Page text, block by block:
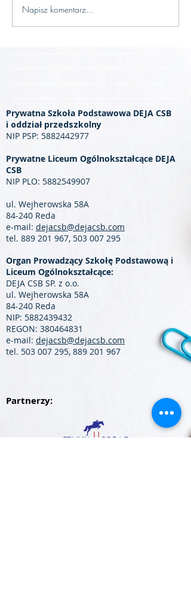
Napisz komentarz...
Prywatna Szkoła Podstawowa DEJA CSB
i oddział przedszkolny
NIP PSP: 5882442977
Prywatne Liceum Ogólnokształcące DEJA
CSB
NIP PLO: 5882549907
ul. Wejherowska 58A
84-240 Reda
e-mail: dejacsb@dejacsb.com
tel. 889 201 967, 503 007 295
Organ Prowadzący Szkołę Podstawową i
Liceum Ogólnokształcące:
DEJA CSB SP. z o.o.
ul. Wejherowska 58A
84-240 Reda
NIP: 5882439432
REGON: 380464831
e-mail: dejacsb@dejacsb.com
tel. 503 007 295, 889 201 967
Partnerzy: